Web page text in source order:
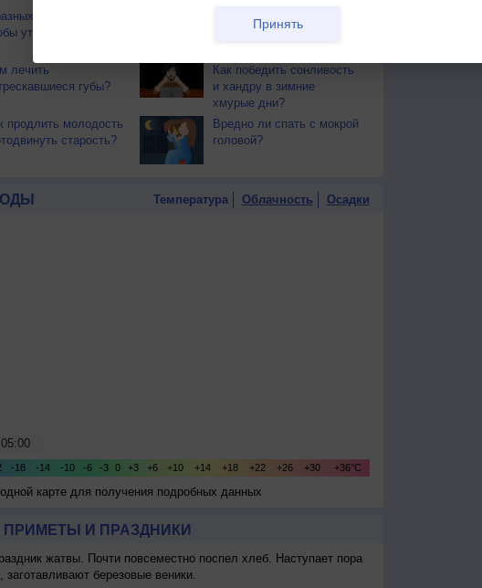
видов воды,
утолить жажду
Почему еда вкуснее и
полезнее, если есть её
лечить
губы?
Как победить сонливость
и хандру в зимние
хмурые дни?
продлить молодость
старость?
Вредно ли спать с мокрой
головой?
Температура Облачность Осадки
карте для получения подробных данных
И ПРАЗДНИКИ
жатвы. Почти повсеместно поспел хлеб. Наступает пора
заготавливают березовые веники.
Принять